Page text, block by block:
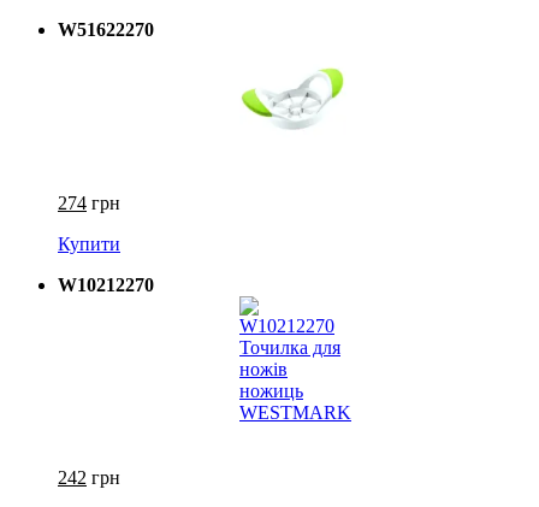
W51622270
274 грн
Купити
W10212270
242 грн